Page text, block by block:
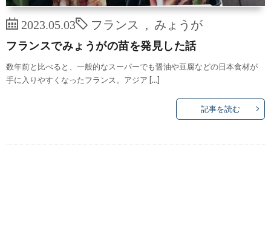
2023.05.03 フランス みょうが
フランスでみょうがの苗を発見した話
数年前と比べると、一般的なスーパーでも醤油や豆腐などの日本食材が
手に入りやすくなったフランス。アジア […]
記事を読む